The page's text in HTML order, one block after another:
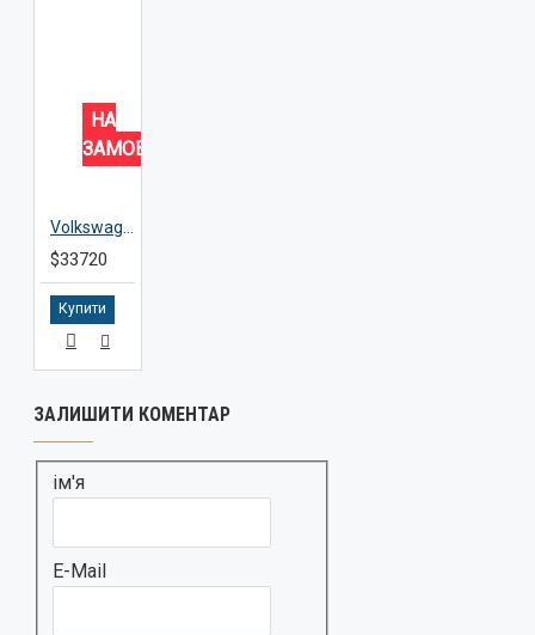
НА
ЗАМОВЛЕННЯ
$33720
Купити
ЗАЛИШИТИ КОМЕНТАР
ім'я
E-Mail